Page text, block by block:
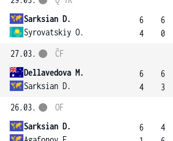
Sarksian D.
Syrovatskiy O.
6
4
6
0
27.03.
Dellavedova M.
Sarksian D.
ČF
6
4
6
3
26.03.
Sarksian D.
OF
6
4